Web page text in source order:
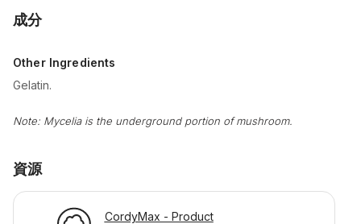
成分
Other Ingredients
Gelatin.
Note: Mycelia is the underground portion of mushroom.
資源
CordyMax - Product